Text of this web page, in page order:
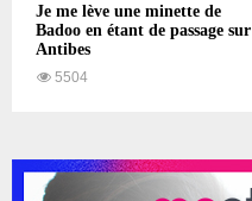
Je me lève une minette de
Badoo en étant de passage sur
Antibes
5504